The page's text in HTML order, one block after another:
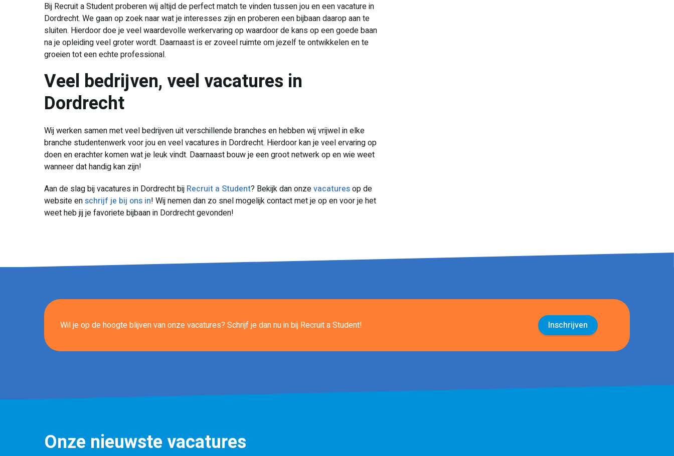
Bij Recruit a Student proberen wij altijd de perfect match te vinden tussen jou en een vacature in
Dordrecht. We gaan op zoek naar wat je interesses zijn en proberen een bijbaan daarop aan te
sluiten. Hierdoor doe je veel waardevolle werkervaring op waardoor de kans op een goede baan
na je opleiding veel groter wordt. Daarnaast is er zoveel ruimte om jezelf te ontwikkelen en te
groeien tot een echte professional.
Veel bedrijven, veel vacatures in
Dordrecht
Wij werken samen met veel bedrijven uit verschillende branches en hebben wij vrijwel in elke
branche studentenwerk voor jou en veel vacatures in Dordrecht. Hierdoor kan je veel ervaring op
doen en erachter komen wat je leuk vindt. Daarnaast bouw je een groot netwerk op en wie weet
wanneer dat handig kan zijn!
Aan de slag bij vacatures in Dordrecht bij Recruit a Student? Bekijk dan onzevacaturesop de
website enschrijf je bij ons in! Wij nemen dan zo snel mogelijk contact met je op en voor je het
weet heb jij je favoriete bijbaan in Dordrecht gevonden!
Wil je op de hoogte blijven van onze vacatures? Schrijf je dan nu inbij Recruit a Student! Inschrijven
Onze nieuwste vacatures